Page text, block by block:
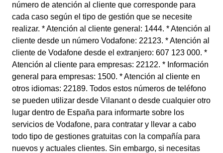
número de atención al cliente que corresponde para
cada caso según el tipo de gestión que se necesite
realizar. * Atención al cliente general: 1444. * Atención al
cliente desde un número Vodafone: 22123. * Atención al
cliente de Vodafone desde el extranjero: 607 123 000. *
Atención al cliente para empresas: 22122. * Información
general para empresas: 1500. * Atención al cliente en
otros idiomas: 22189. Todos estos números de teléfono
se pueden utilizar desde Vilanant o desde cualquier otro
lugar dentro de España para informarte sobre los
servicios de Vodafone, para contratar y llevar a cabo
todo tipo de gestiones gratuitas con la compañía para
nuevos y actuales clientes. Sin embargo, si necesitas